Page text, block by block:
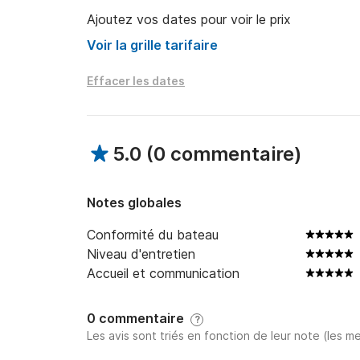
Si le jour de la location, la météo ne permet
Le skipper et le carburant seront payés à
Pour plus de renseignements, n'hésitez pas
À très bientôt !
Ajoutez vos dates pour voir le prix
Voir la grille tarifaire
Effacer les dates
5.0 (0 commentaire)
Notes globales
Conformité du bateau
Niveau d'entretien
Accueil et communication
0 commentaire ?
Les avis sont triés en fonction de leur note (les